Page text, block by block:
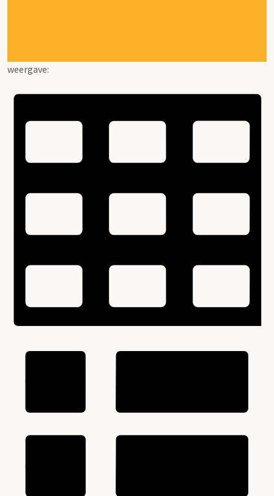
weergave: